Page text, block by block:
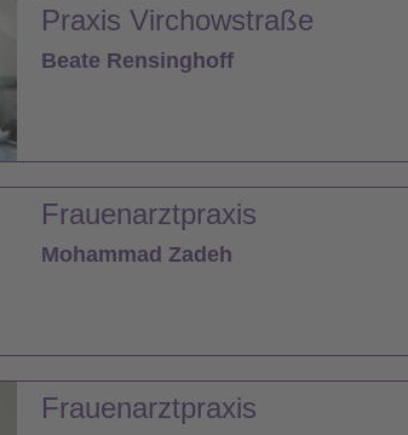
Praxis Virchowstraße
Beate Rensinghoff
Frauenarztpraxis
Mohammad Zadeh
Frauenarztpraxis